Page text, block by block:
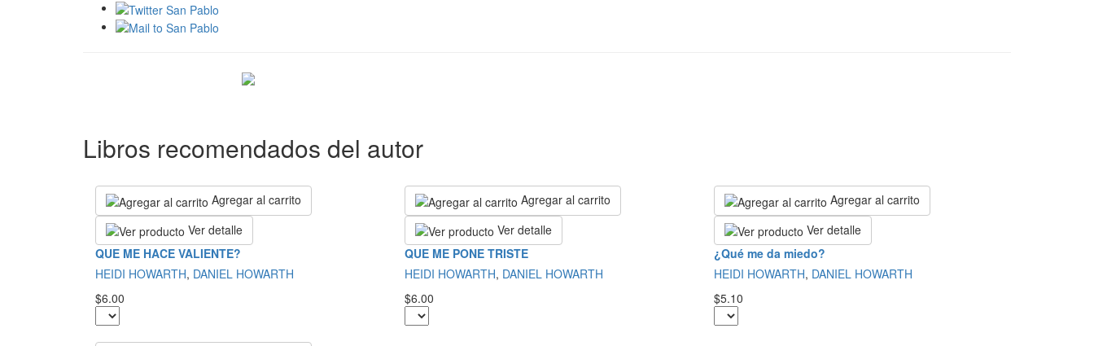
Libros recomendados del autor
Agregar al carrito
Ver detalle
QUE ME HACE VALIENTE?
HEIDI HOWARTH, DANIEL HOWARTH
$6.00
Agregar al carrito
Ver detalle
QUE ME PONE TRISTE
HEIDI HOWARTH, DANIEL HOWARTH
$6.00
Agregar al carrito
Ver detalle
¿Qué me da miedo?
HEIDI HOWARTH, DANIEL HOWARTH
$5.10